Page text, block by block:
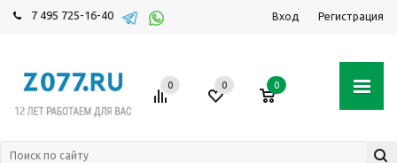
7 495 725-16-40 Вход Регистрация
0 0 0